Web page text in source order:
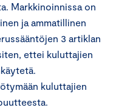
Markkinoinnissa on
ja ammatillinen
3 artiklan
ettei kuluttajien
kuluttajien